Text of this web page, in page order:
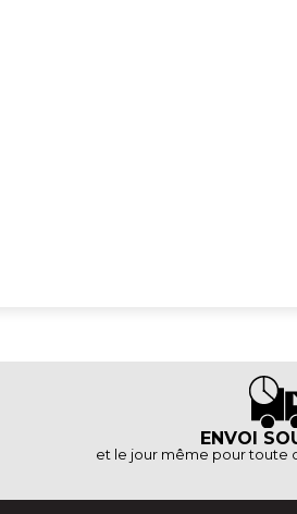
ENVOI
et le jour même pour toute